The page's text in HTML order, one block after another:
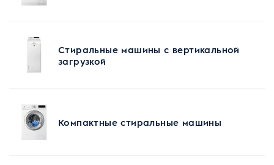
Стиральные машины с вертикальной
загрузкой
Компактные стиральные машины